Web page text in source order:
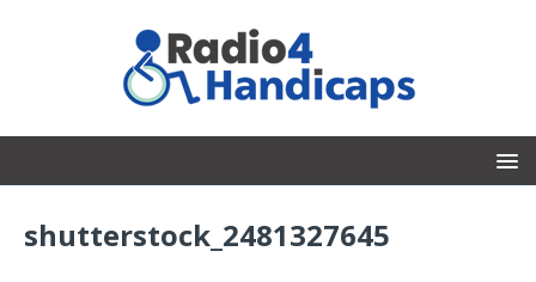
shutterstock_2481327645